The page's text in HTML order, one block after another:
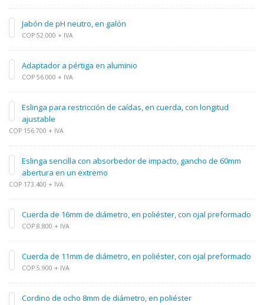
Jabón de pH neutro, en galón
COP 52.000 + IVA
Adaptador a pértiga en aluminio
COP 56.000 + IVA
Eslinga para restricción de caídas, en cuerda, con longitud
ajustable
COP 156.700 + IVA
Eslinga sencilla con absorbedor de impacto, gancho de 60mm
abertura en un extremo
COP 173.400 + IVA
Cuerda de 16mm de diámetro, en poliéster, con ojal preformado
COP 8.800 + IVA
Cuerda de 11mm de diámetro, en poliéster, con ojal preformado
COP 5.900 + IVA
Cordino de ocho 8mm de diámetro, en poliéster